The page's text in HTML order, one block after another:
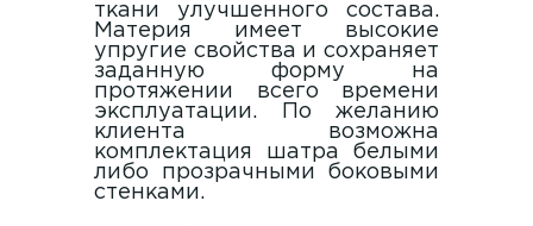
ткани улучшенного состава.
Материя имеет высокие
упругие свойства и сохраняет
заданную форму на
протяжении всего времени
эксплуатации. По желанию
клиента возможна
комплектация шатра белыми
либо прозрачными боковыми
стенками.